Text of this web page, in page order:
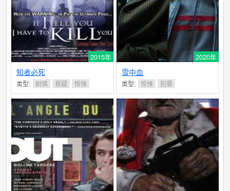
2015年
知者必死
类型: 剧情 悬疑 惊悚
2020年
雪中血
类型: 惊悚 犯罪